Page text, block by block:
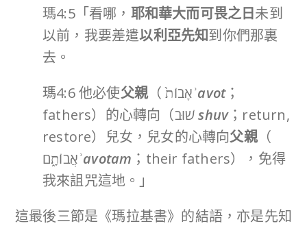
瑪4:5「看哪， 耶和華大而可畏之日未到
以前，我要差遣以利亞先知到你們那裏
去。
瑪4:6 他必使父親 （ אָבוֹת֙ʾavot；
fathers）的心轉向（שׁוּבshuv；return,
restore）兒女，兒女的心轉向父親（
אֲבוֹתָ֑םʾavotam ；their fathers），免得
我來詛咒這地。」
這最後三節是《瑪拉基書》的結語，亦是先知